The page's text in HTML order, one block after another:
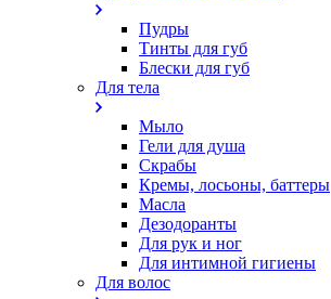
Пудры
Тинты для губ
Блески для губ
Для тела
Мыло
Гели для душа
Скрабы
Кремы, лосьоны, баттеры
Масла
Дезодоранты
Для рук и ног
Для интимной гигиены
Для волос